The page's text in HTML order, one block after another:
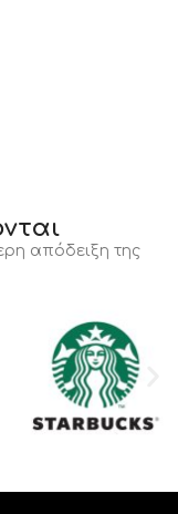
απόδειξη της